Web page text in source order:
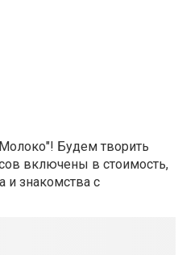
Будем творить
включены в стоимость,
и знакомства с